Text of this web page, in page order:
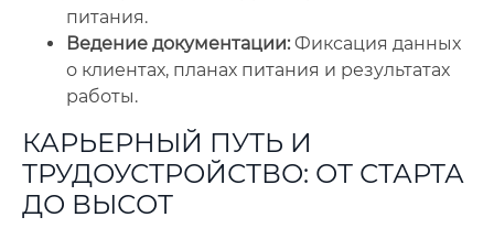
питания.
Ведение документации:Фиксация данных
о клиентах, планах питания и результатах
работы.
КАРЬЕРНЫЙ ПУТЬ И
ТРУДОУСТРОЙСТВО: ОТ СТАРТА
ДО ВЫСОТ